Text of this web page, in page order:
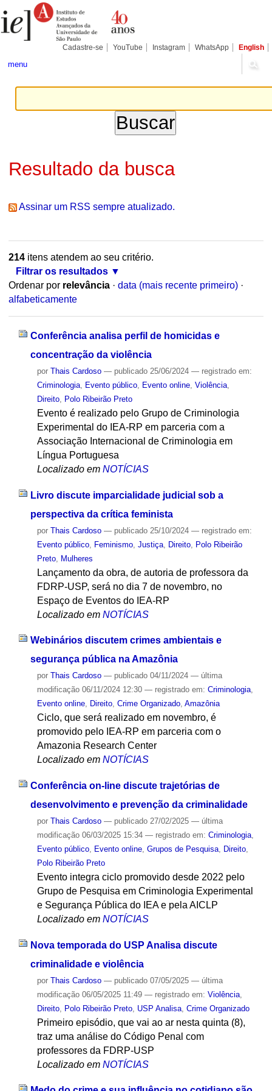
para
conteúdo.
Pessoais
Cadastre-se YouTube Instagram WhatsApp English
menu
Resultado da busca
Assinar um RSS sempre atualizado.
214itens atendem ao seu critério.
Filtrar os resultados
Ordenar por relevância · data (mais recente primeiro) ·
alfabeticamente
Conferência analisa perfil de homicidas e
concentração da violência
por Thais Cardoso — publicado25/06/2024 — registrado em:
Criminologia, Evento público, Evento online, Violência,
Direito, Polo Ribeirão Preto
Evento é realizado pelo Grupo de Criminologia
Experimental do IEA-RP em parceria com a
Associação Internacional de Criminologia em
Língua Portuguesa
Localizado em NOTÍCIAS
Livro discute imparcialidade judicial sob a
perspectiva da crítica feminista
por Thais Cardoso — publicado25/10/2024 — registrado em:
Evento público, Feminismo, Justiça, Direito, Polo Ribeirão
Preto, Mulheres
Lançamento da obra, de autoria de professora da
FDRP-USP, será no dia 7 de novembro, no
Espaço de Eventos do IEA-RP
Localizado em NOTÍCIAS
Webinários discutem crimes ambientais e
segurança pública na Amazônia
por Thais Cardoso — publicado04/11/2024 — última
modificação06/11/2024 12:30 — registrado em: Criminologia,
Evento online, Direito, Crime Organizado, Amazônia
Ciclo, que será realizado em novembro, é
promovido pelo IEA-RP em parceria com o
Amazonia Research Center
Localizado em NOTÍCIAS
Conferência on-line discute trajetórias de
desenvolvimento e prevenção da criminalidade
por Thais Cardoso — publicado27/02/2025 — última
modificação06/03/2025 15:34 — registrado em: Criminologia,
Evento público, Evento online, Grupos de Pesquisa, Direito,
Polo Ribeirão Preto
Evento integra ciclo promovido desde 2022 pelo
Grupo de Pesquisa em Criminologia Experimental
e Segurança Pública do IEA e pela AICLP
Localizado em NOTÍCIAS
Nova temporada do USP Analisa discute
criminalidade e violência
por Thais Cardoso — publicado07/05/2025 — última
modificação06/05/2025 11:49 — registrado em: Violência,
Direito, Polo Ribeirão Preto, USP Analisa, Crime Organizado
Primeiro episódio, que vai ao ar nesta quinta (8),
traz uma análise do Código Penal com
professores da FDRP-USP
Localizado em NOTÍCIAS